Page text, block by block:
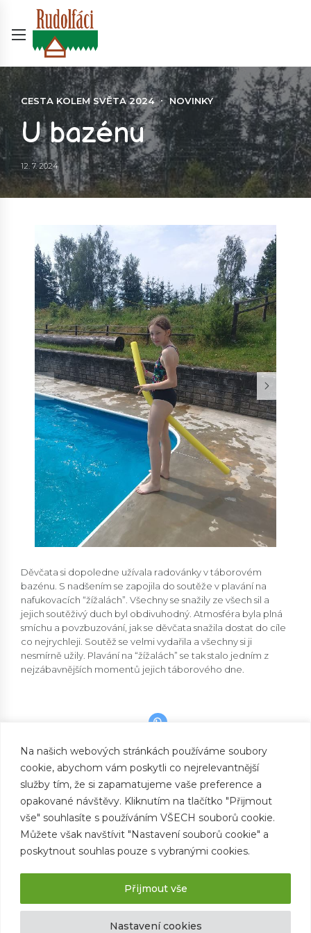
Na našich webových stránkách používáme soubory
cookie, abychom vám poskytli co nejrelevantnější
služby tím, že si zapamatujeme vaše preference a
opakované návštěvy. Kliknutím na tlačítko "Přijmout
vše" souhlasíte s používáním VŠECH souborů cookie.
Můžete však navštívit "Nastavení souborů cookie" a
poskytnout souhlas pouze s vybranými cookies.
Nastavení cookies
Přijmout vše
CESTA KOLEM SVĚTA 2024 NOVINKY
U bazénu
12. 7. 2024
Děvčata si dopoledne užívala radovánky v táborovém
bazénu. S nadšením se zapojila do soutěže v plavání na
nafukovacích “žížalách”. Všechny se snažily ze všech sil a
jejich soutěživý duch byl obdivuhodný. Atmosféra byla plná
smíchu a povzbuzování, jak se děvčata snažila dostat do cíle
co nejrychleji. Soutěž se velmi vydařila a všechny si ji
nesmírně užily. Plavání na “žížalách” se tak stalo jedním z
nejzábavnějších momentů jejich táborového dne.
PREVIOUS
Náramky
NEXT
Šipky